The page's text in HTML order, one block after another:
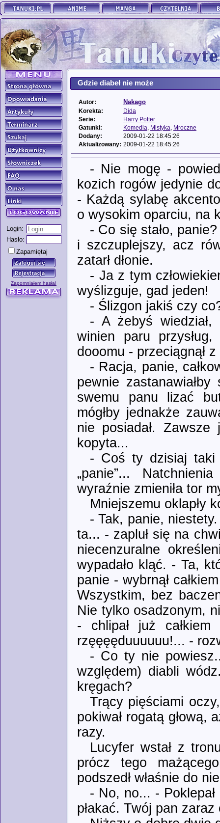
Login:
Hasło:
Zapamiętaj
Zapomniałem hasła!
Gdzie diabeł nie może
Autor: Nakago
Korekta:
Dida
Serie:
Harry Potter
Gatunki:
Komedia Mistyka
Mroczne
Dodany:
2009-01-22 18:45:26
Aktualizowany: 2009-01-22 18:45:26
- Nie mogę -
kozich rogów jedynie
- Każdą sylabę
o wysokim oparciu, na
- Co się stało,
i szczuplejszy, acz
zatarł dłonie.
- Ja z tym
wyślizguje, gad jeden!
- Ślizgon jakiś czy
- A żebyś wiedział,
winien paru
dooomu - przeciągnął
- Racja, panie,
pewnie
swemu panu lizać
mógłby jednakże
nie posiadał. Zawsze
kopyta...
- Coś ty dzisiaj taki
„panie”...
wyraźnie zmieniła tor
Mniejszemu oklapły
- Tak, panie,
ta... - zapluł się na
niecenzuralne
wypadało kląć. - Ta,
panie - wybrnął
Wszystkim, bez
Nie tylko osadzonym,
- chlipał już całkiem
rzęęęęduuuuuu!... -
- Co ty nie
względem) diabli
kręgach?
Trący pięściami
pokiwał rogatą głową,
razy.
Lucyfer wstał z
prócz tego
podszedł właśnie do
- No, no... -
płakać. Twój pan